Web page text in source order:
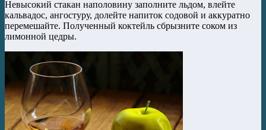
Невысокий стакан наполовину заполните льдом, влейте
кальвадос, ангостуру, долейте напиток содовой и аккуратно
перемешайте. Полученный коктейль сбрызните соком из
лимонной цедры.